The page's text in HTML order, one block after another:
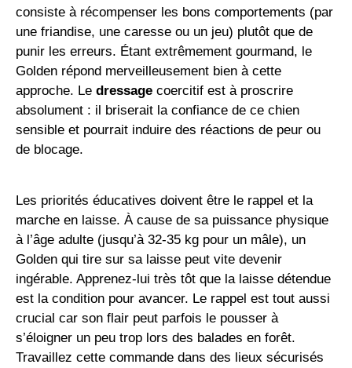
consiste à récompenser les bons comportements (par
une friandise, une caresse ou un jeu) plutôt que de
punir les erreurs. Étant extrêmement gourmand, le
Golden répond merveilleusement bien à cette
approche. Le dressage coercitif est à proscrire
absolument : il briserait la confiance de ce chien
sensible et pourrait induire des réactions de peur ou
de blocage.
Les priorités éducatives doivent être le rappel et la
marche en laisse. À cause de sa puissance physique
à l’âge adulte (jusqu’à 32-35 kg pour un mâle), un
Golden qui tire sur sa laisse peut vite devenir
ingérable. Apprenez-lui très tôt que la laisse détendue
est la condition pour avancer. Le rappel est tout aussi
crucial car son flair peut parfois le pousser à
s’éloigner un peu trop lors des balades en forêt.
Travaillez cette commande dans des lieux sécurisés